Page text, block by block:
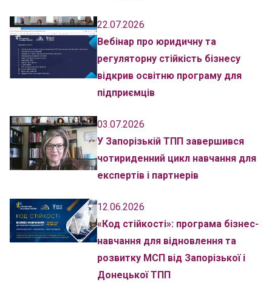
22.07.2026
Вебінар про юридичну та
регуляторну стійкість бізнесу
відкрив освітню програму для
підприємців
03.07.2026
У Запорізькій ТПП завершився
чотириденний цикл навчання для
експертів і партнерів
12.06.2026
«Код стійкості»: програма бізнес-
навчання для відновлення та
розвитку МСП від Запорізької і
Донецької ТПП